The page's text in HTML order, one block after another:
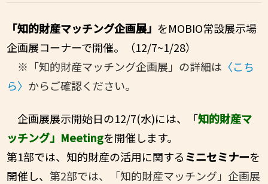
「知的財産マッチング企画展」 をMOBIO常設展示場
企画展コーナーで開催。（12/7~1/28）
※「知的財産マッチング企画展」の詳細は 〈こち
ら〉 からご確認ください。
企画展展示開始日の12/7(水)には、「知的財産マ
ッチング」 Meetingを開催します。
第1部では、知的財産の活用に関するミニセミナーを
開催し、第2部では、
「知的財産マッチング」企画展